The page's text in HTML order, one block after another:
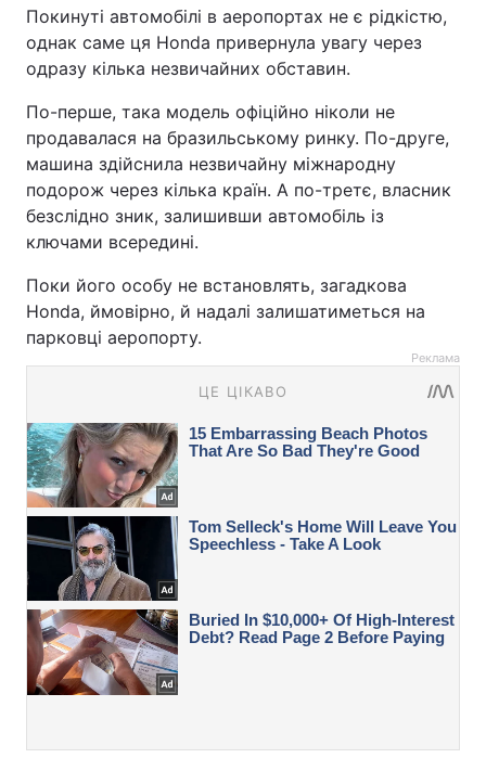
Покинуті автомобілі в аеропортах не є рідкістю,
однак саме ця Honda привернула увагу через
одразу кілька незвичайних обставин.
По-перше, така модель офіційно ніколи не
продавалася на бразильському ринку. По-друге,
машина здійснила незвичайну міжнародну
подорож через кілька країн. А по-третє, власник
безслідно зник, залишивши автомобіль із
ключами всередині.
Поки його особу не встановлять, загадкова
Honda, ймовірно, й надалі залишатиметься на
парковці аеропорту.
Реклама